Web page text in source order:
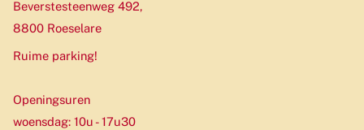
Beverstesteenweg 492,
8800 Roeselare
Ruime parking!
Openingsuren
woensdag: 10u - 17u30